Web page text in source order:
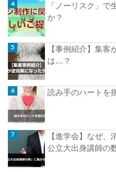
「ノーリスク」で
か？
【事例紹介】集客
は…？
読み手のハートを
【進学会】なぜ、
公立大出身講師の